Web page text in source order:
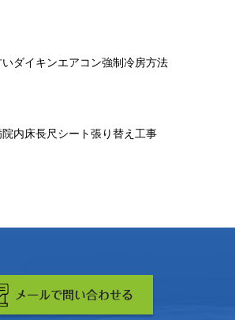
いダイキンエアコン強制冷房方法
院内床長尺シート張り替え工事